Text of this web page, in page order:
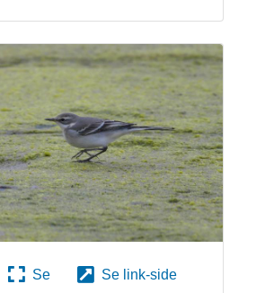
Se
Se link-side